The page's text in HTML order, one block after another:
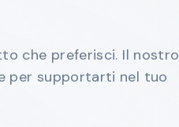
che preferisci. Il nostro
per supportarti nel tuo